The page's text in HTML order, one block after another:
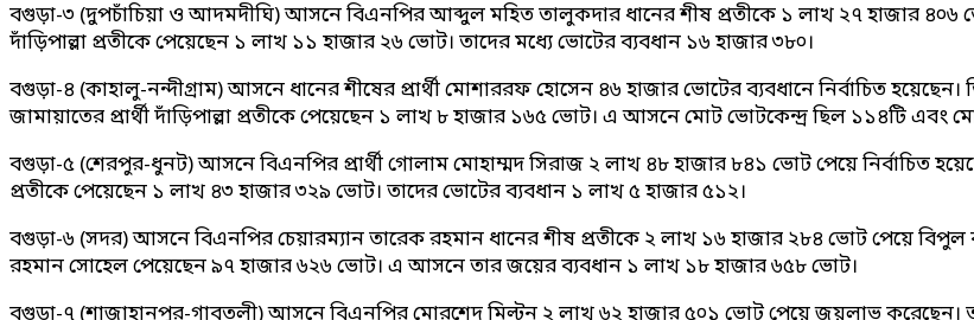
বগুড়া-৩ (দুপচাঁচিয়া ও আদমদীঘি) আসনে বিএনপির আব্দুল মহিত তালুকদার ধানের শীষ প্রতীকে ১ লাখ ২৭ হাজার ৪০৬
দাঁড়িপাল্লা প্রতীকে পেয়েছেন ১ লাখ ১১ হাজার ২৬ ভোট। তাদের মধ্যে ভোটের ব্যবধান ১৬ হাজার ৩৮০।
বগুড়া-৪ (কাহালু-নন্দীগ্রাম) আসনে ধানের শীষের প্রার্থী মোশাররফ হোসেন ৪৬ হাজার ভোটের ব্যবধানে নির্বাচিত
জামায়াতের প্রার্থী দাঁড়িপাল্লা প্রতীকে পেয়েছেন ১ লাখ ৮ হাজার ১৬৫ ভোট। এ আসনে মোট ভোটকেন্দ্র ছিল ১১৪টি
বগুড়া-৫ (শেরপুর-ধুনট) আসনে বিএনপির প্রার্থী গোলাম মোহাম্মদ সিরাজ ২ লাখ ৪৮ হাজার ৮৪১ ভোট পেয়ে নির্বাচিত
প্রতীকে পেয়েছেন ১ লাখ ৪৩ হাজার ৩২৯ ভোট। তাদের ভোটের ব্যবধান ১ লাখ ৫ হাজার ৫১২।
বগুড়া-৬ (সদর) আসনে বিএনপির চেয়ারম্যান তারেক রহমান ধানের শীষ প্রতীকে ২ লাখ ১৬ হাজার ২৮৪ ভোট পেয়ে বিপুল
রহমান সোহেল পেয়েছেন ৯৭ হাজার ৬২৬ ভোট। এ আসনে তার জয়ের ব্যবধান ১ লাখ ১৮ হাজার ৬৫৮ ভোট।
বগুড়া-৭ (শাজাহানপুর-গাবতলী) আসনে বিএনপির মোরশেদ মিল্টন ২ লাখ ৬২ হাজার ৫০১ ভোট পেয়ে জয়লাভ করেছেন। তার